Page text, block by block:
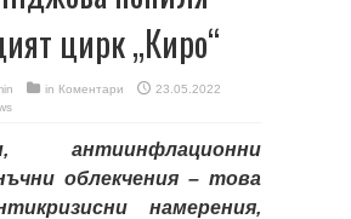
цирк „Киро“
in Коментари
23.05.2022
антиинфлационни
облекчения – това
намерения,